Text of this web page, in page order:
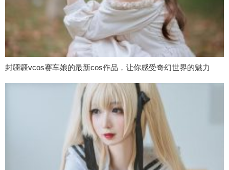
封疆疆vcos赛车娘的最新cos作品，让你感受奇幻世界的魅力